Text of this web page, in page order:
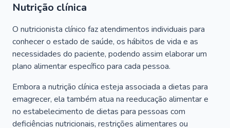
Nutrição clínica
O nutricionista clínico faz atendimentos individuais para
conhecer o estado de saúde, os hábitos de vida e as
necessidades do paciente, podendo assim elaborar um
plano alimentar específico para cada pessoa.
Embora a nutrição clínica esteja associada a dietas para
emagrecer, ela também atua na reeducação alimentar e
no estabelecimento de dietas para pessoas com
deficiências nutricionais, restrições alimentares ou